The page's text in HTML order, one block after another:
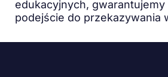
edukacyjnych,
podejście do przekazywania